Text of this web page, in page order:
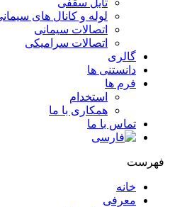
تایل سقفی
لوله و کانال های سیمانی
اتصالات سیمانی
اتصالات سرامیکی
گالری
دانستنی ها
فرم ها
استخدام
همکاری با ما
تماس با ما
فهرست
خانه
معرفی